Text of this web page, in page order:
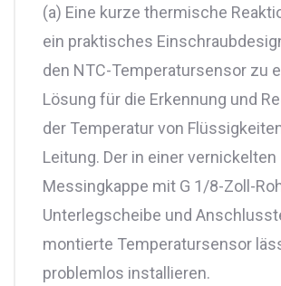
(a) Eine kurze thermische
ein praktisches
den NTC-Temperatursensor zu
Lösung für die Erkennung und
der Temperatur von
Leitung. Der in einer vernickelten
Messingkappe mit G 1/8-Zoll-
Unterlegscheibe und
montierte Temperatursensor
problemlos installieren.